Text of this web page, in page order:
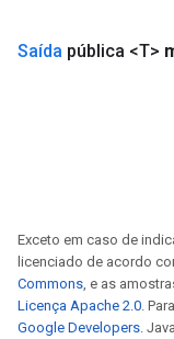
Saída pública <T>
Exceto em caso de
licenciado de acordo
Commons , e as
Licença Apache 2.0 .
Google Developers .